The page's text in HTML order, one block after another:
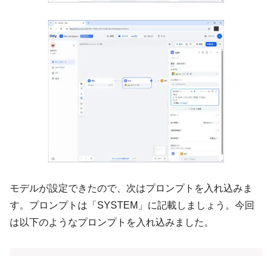
モデルが設定できたので、次はプロンプトを入れ込みま
す。プロンプトは「SYSTEM」に記載しましょう。今回
は以下のようなプロンプトを入れ込みました。